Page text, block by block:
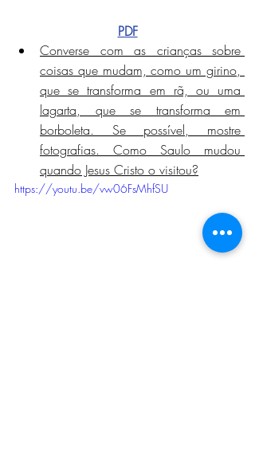
PDF
Converse com as crianças sobre
coisas que mudam, como um girino,
que se transforma em rã, ou uma
lagarta, que se transforma em
borboleta. Se possível, mostre
fotografias. Como Saulo mudou
quando Jesus Cristo o visitou?
https://youtu.be/vw06FsMhfSU